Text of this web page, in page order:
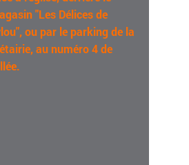
"Les Délices de
ou par le parking de la
au numéro 4 de